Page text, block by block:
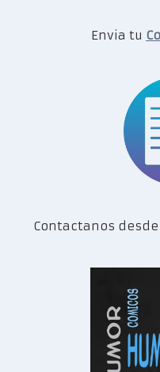
Envia tu
Contactanos desde